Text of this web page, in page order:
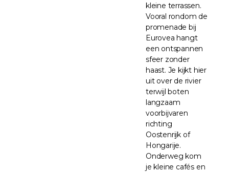
kleine terrassen.
Vooral rondom de
promenade bij
Eurovea hangt
een ontspannen
sfeer zonder
haast. Je kijkt hier
uit over de rivier
terwijl boten
langzaam
voorbijvaren
richting
Oostenrijk of
Hongarije.
Onderweg kom
je kleine cafés en